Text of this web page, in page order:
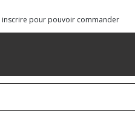
inscrire pour pouvoir commander